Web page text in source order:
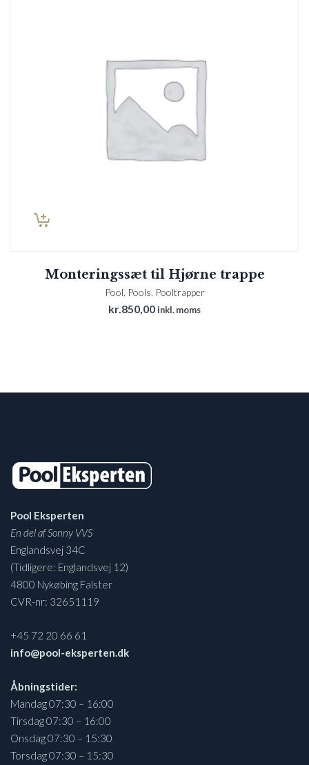
Monteringssæt til Hjørne trappe
Pool Pools Pooltrapper
kr.850,00inkl. moms
Pool Eksperten
En del af Sonny VVS
Englandsvej 34C
(Tidligere: Englandsvej 12)
4800 Nykøbing Falster
CVR-nr: 32651119
+45 72 20 66 61
info@pool-eksperten.dk
Åbningstider:
Mandag 07:30 – 16:00
Tirsdag 07:30 – 16:00
Onsdag 07:30 – 15:30
Torsdag 07:30 – 15:30